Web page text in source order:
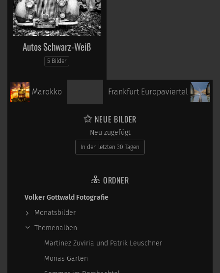
Autos Schwarz-Weiß
5 Bilder
Marokko Frankfurt Europaviertel
NEUE BILDER
Neu zugefügt
In den letzten 30 Tagen
ORDNER
Volker Gottwald Fotografie
Monatsbilder
Themenalben
Martinez Zuviria und Patrik Leuschner
Monas Garten